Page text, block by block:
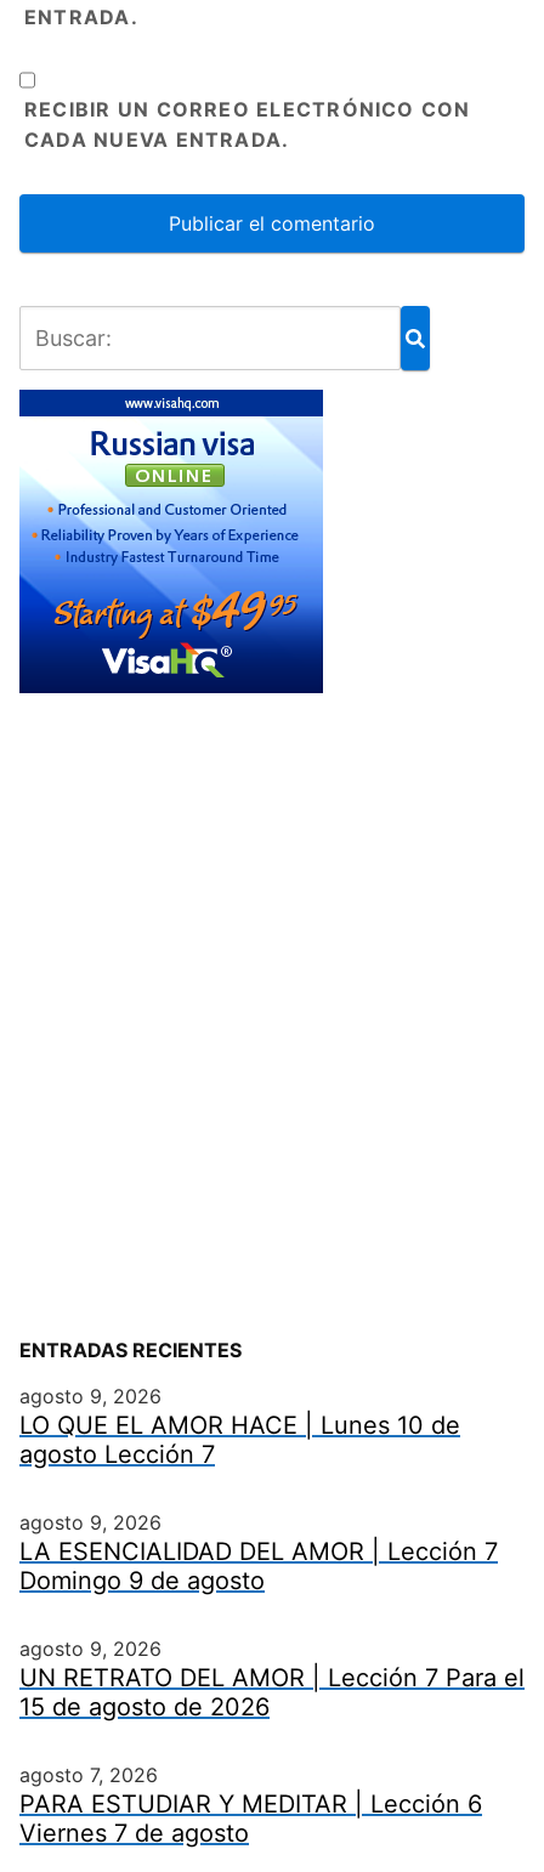
ENTRADA.
RECIBIR UN CORREO ELECTRÓNICO CON
CADA NUEVA ENTRADA.
ENTRADAS RECIENTES
agosto 9, 2026
LO QUE EL AMOR HACE | Lunes 10 de
agosto Lección 7
agosto 9, 2026
LA ESENCIALIDAD DEL AMOR | Lección 7
Domingo 9 de agosto
agosto 9, 2026
UN RETRATO DEL AMOR | Lección 7 Para el
15 de agosto de 2026
agosto 7, 2026
PARA ESTUDIAR Y MEDITAR | Lección 6
Viernes 7 de agosto